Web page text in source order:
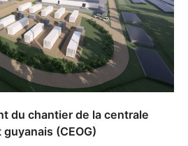
du chantier de la centrale
(CEOG)